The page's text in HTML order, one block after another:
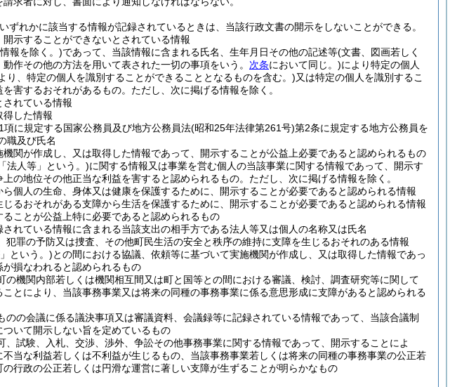
ずれかに該当する情報が記録されているときは、当該行政文書の開示をしないことができる。
開示することができないとされている情報
報を除く。)であって、当該情報に含まれる氏名、生年月日その他の記述等(文書、図画若しく
作その他の方法を用いて表された一切の事項をいう。 次条において同じ。)により特定の個人
り、特定の個人を識別することができることとなるものを含む。)又は特定の個人を識別するこ
害するおそれがあるもの。 ただし、次に掲げる情報を除く。
れている情報
得した情報
項に規定する国家公務員及び地方公務員法(昭和25年法律第261号)第2条に規定する地方公務員を
職及び氏名
関が作成し、又は取得した情報であって、開示することが公益上必要であると認められるもの
法人等」という。)に関する情報又は事業を営む個人の当該事業に関する情報であって、開示す
の地位その他正当な利益を害すると認められるもの。 ただし、次に掲げる情報を除く。
個人の生命、身体又は健康を保護するために、開示することが必要であると認められる情報
るおそれがある支障から生活を保護するために、開示することが必要であると認められる情報
ことが公益上特に必要であると認められるもの
れている情報に含まれる当該支出の相手方である法人等又は個人の名称又は氏名
罪の予防又は捜査、その他町民生活の安全と秩序の維持に支障を生じるおそれのある情報
という。)との間における協議、依頼等に基づいて実施機関が作成し、又は取得した情報であっ
損なわれると認められるもの
機関内部若しくは機関相互間又は町と国等との間における審議、検討、調査研究等に関して
とにより、当該事務事業又は将来の同種の事務事業に係る意思形成に支障があると認められる
の会議に係る議決事項又は審議資料、会議録等に記録されている情報であって、当該合議制
いて開示しない旨を定めているもの
試験、入札、交渉、渉外、争訟その他事務事業に関する情報であって、開示することによ
当な利益若しくは不利益が生じるもの、当該事務事業若しくは将来の同種の事務事業の公正若
行政の公正若しくは円滑な運営に著しい支障が生ずることが明らかなもの